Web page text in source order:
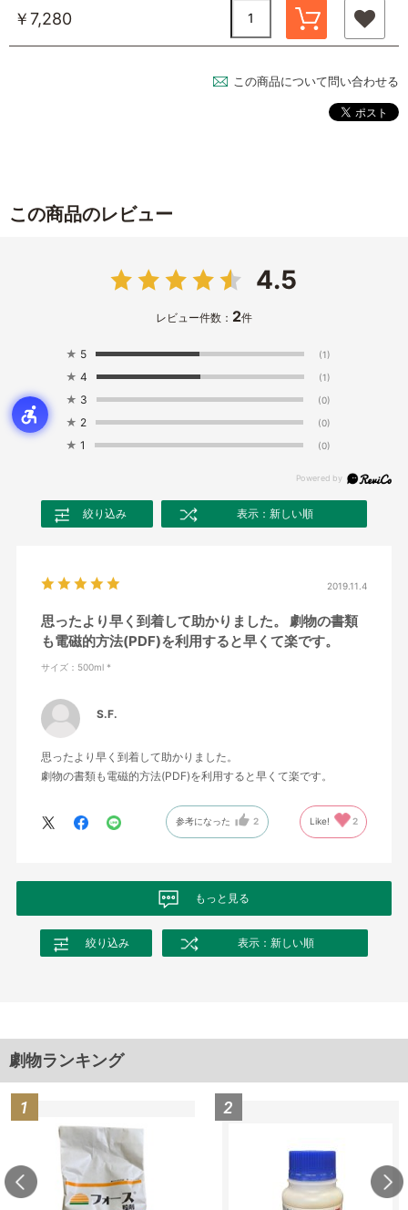
￥7,280
この商品について問い合わせる
この商品のレビュー
4.5
レビュー件数： 2件
★ 5 (1)
★ 4 (1)
★ 3 (0)
★ 2 (0)
★ 1 (0)
絞り込み 表示：新しい順
2019.11.4
思ったより早く到着して助かりました。 劇物の書類
も電磁的方法(PDF)を利用すると早くて楽です。
サイズ：500ml *
S.F.
思ったより早く到着して助かりました。
劇物の書類も電磁的方法(PDF)を利用すると早くて楽です。
参考になった 2 Like! 2
もっと見る
絞り込み 表示：新しい順
劇物ランキング